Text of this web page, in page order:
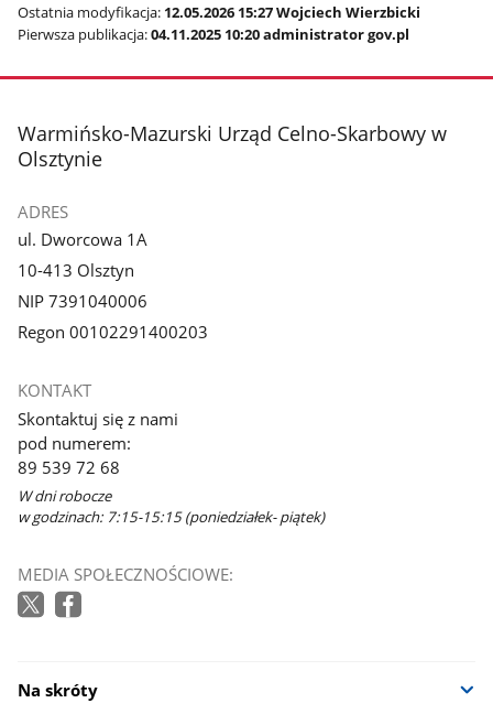
Ostatnia modyfikacja: 12.05.2026 15:27 Wojciech Wierzbicki
Pierwsza publikacja:04.11.2025 10:20 administrator gov.pl
stopka
Warmińsko-Mazurski Urząd Celno-Skarbowy w
Olsztynie
ADRES
ul. Dworcowa 1A
10-413 Olsztyn
NIP 7391040006
Regon 00102291400203
KONTAKT
Skontaktuj się z nami
pod numerem:
89 539 72 68
W dni robocze
w godzinach: 7:15-15:15 (poniedziałek- piątek)
MEDIA SPOŁECZNOŚCIOWE:
Na skróty